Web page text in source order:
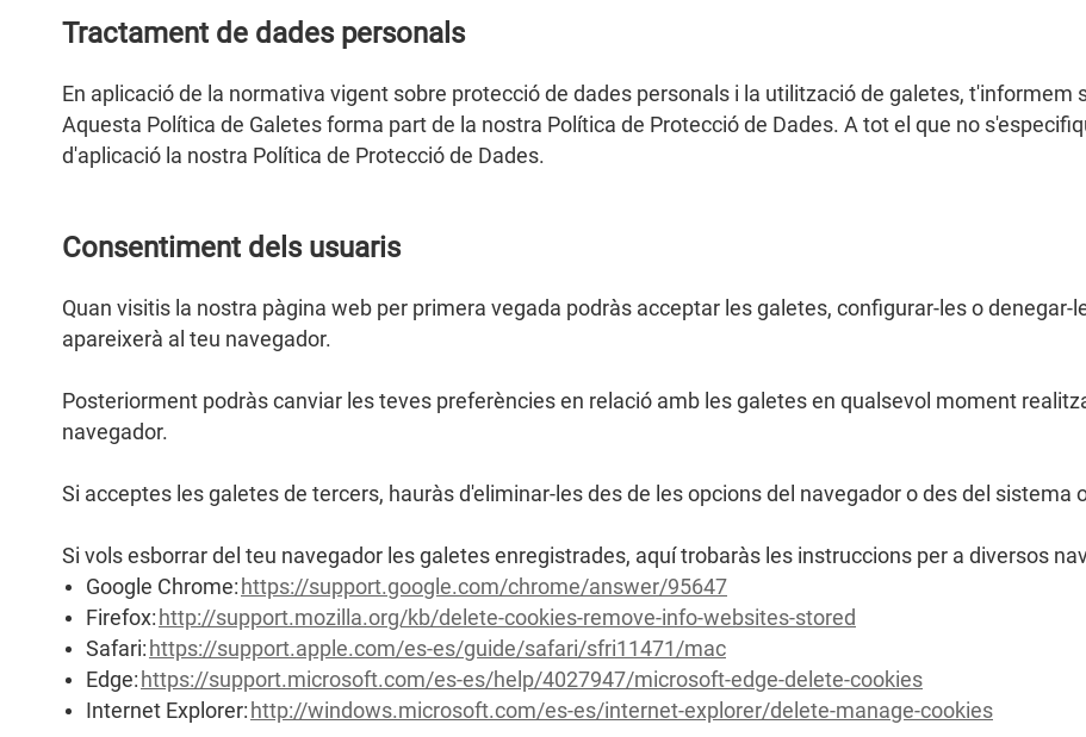
Tractament de dades personals
En aplicació de la normativa vigent sobre protecció de dades personals i la utilització de galetes, t'informem
Aquesta Política de Galetes forma part de la nostra Política de Protecció de Dades. A tot el que no
d'aplicació la nostra Política de Protecció de Dades.
Consentiment dels usuaris
Quan visitis la nostra pàgina web per primera vegada podràs acceptar les galetes, configurar-les o
apareixerà al teu navegador.
Posteriorment podràs canviar les teves preferències en relació amb les galetes en qualsevol moment
navegador.
Si acceptes les galetes de tercers, hauràs d'eliminar-les des de les opcions del navegador o des del sistema
Si vols esborrar del teu navegador les galetes enregistrades, aquí trobaràs les instruccions per a diversos
Google Chrome: https://support.google.com/chrome/answer/95647
Firefox: http://support.mozilla.org/kb/delete-cookies-remove-info-websites-stored
Safari: https://support.apple.com/es-es/guide/safari/sfri11471/mac
Edge: https://support.microsoft.com/es-es/help/4027947/microsoft-edge-delete-cookies
Internet Explorer: http://windows.microsoft.com/es-es/internet-explorer/delete-manage-cookies